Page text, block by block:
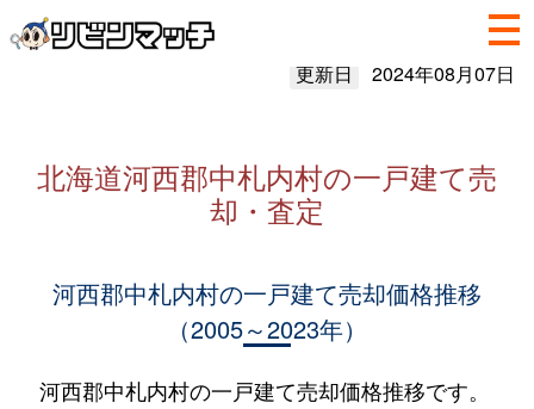
更新日 2024年08月07日
北海道河西郡中札内村の一戸建て売
却・査定
河西郡中札内村の一戸建て売却価格推移
（2005～2023年）
河西郡中札内村の一戸建て売却価格推移です。